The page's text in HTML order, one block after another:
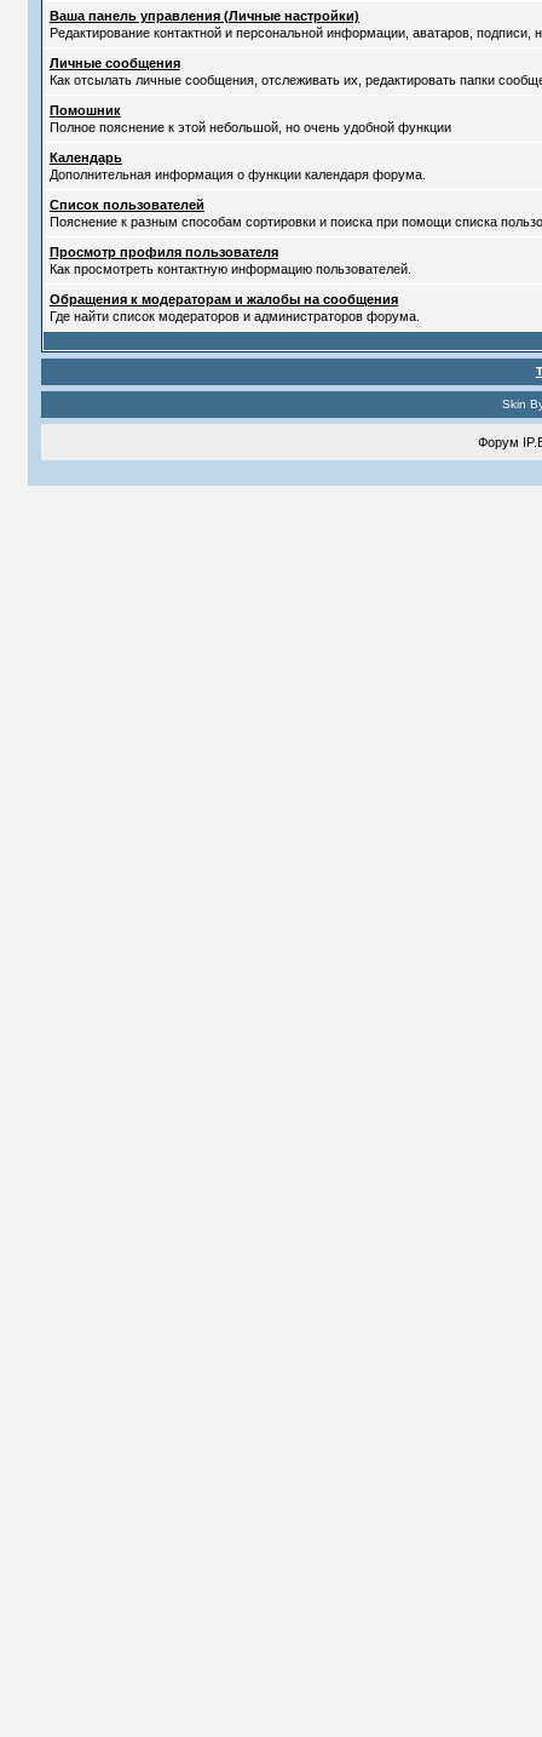
Ваша панель управления (Личные настройки)
Редактирование контактной и персональной информации, аватаров,
Личные сообщения
Как отсылать личные сообщения, отслеживать их, редактировать папки
Помошник
Полное пояснение к этой небольшой, но очень удобной функции
Календарь
Дополнительная информация о функции календаря форума.
Список пользователей
Пояснение к разным способам сортировки и поиска при помощи списка
Просмотр профиля пользователя
Как просмотреть контактную информацию пользователей.
Обращения к модераторам и жалобы на сообщения
Где найти список модераторов и администраторов форума.
Skin
Форум